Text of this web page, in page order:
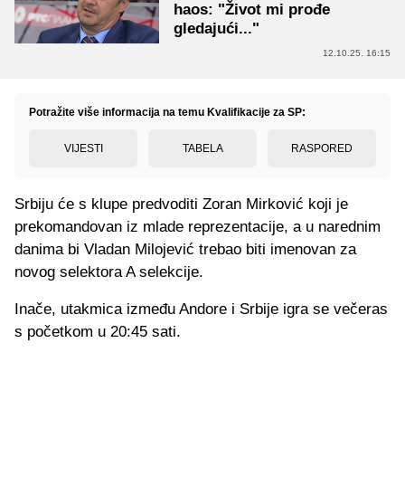
haos: "Život mi prođe
gledajući..."
12.10.25. 16:15
Potražite više informacija na temu Kvalifikacije za SP:
VIJESTI TABELA RASPORED
Srbiju će s klupe predvoditi Zoran Mirković koji je
prekomandovan iz mlade reprezentacije, a u narednim
danima bi Vladan Milojević trebao biti imenovan za
novog selektora A selekcije.
Inače, utakmica između Andore i Srbije igra se večeras
s početkom u 20:45 sati.